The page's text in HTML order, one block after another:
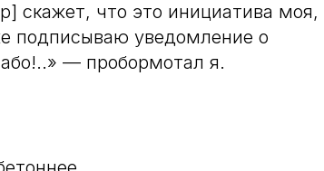
скажет, что это инициатива моя,
подписываю уведомление о
— пробормотал я.